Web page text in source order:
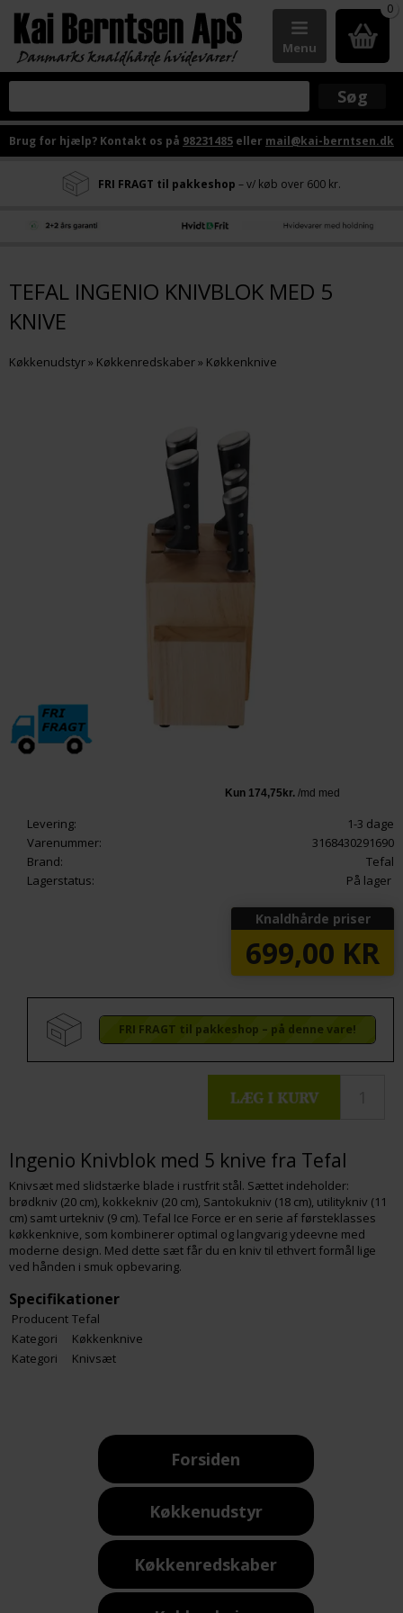
0
Menu
Brug for hjælp? Kontakt os på 98231485 eller mail@kai-berntsen.dk
FRI FRAGT til pakkeshop – v/ køb over 600 kr.
TEFAL INGENIO KNIVBLOK MED 5
KNIVE
Køkkenudstyr» Køkkenredskaber» Køkkenknive
Levering:
1-3 dage
Varenummer:
3168430291690
Brand:
Tefal
Lagerstatus:
På lager
Knaldhårde priser
699,00 KR
FRI FRAGT til pakkeshop – på denne vare!
Ingenio Knivblok med 5 knive fra Tefal
Knivsæt med slidstærke blade i rustfrit stål. Sættet indeholder:
brødkniv (20 cm), kokkekniv (20 cm), Santokukniv (18 cm), utilitykniv (11
cm) samt urtekniv (9 cm). Tefal Ice Force er en serie af førsteklasses
køkkenknive, som kombinerer optimal og langvarig ydeevne med
moderne design. Med dette sæt får du en kniv til ethvert formål lige
ved hånden i smuk opbevaring.
Specifikationer
Producent Tefal
Kategori
Køkkenknive
Kategori
Knivsæt
Forsiden
Køkkenudstyr
Køkkenredskaber